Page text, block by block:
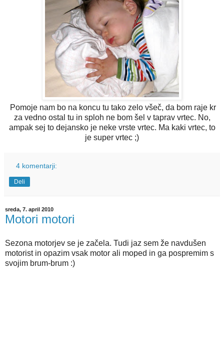
Pomoje nam bo na koncu tu tako zelo všeč, da bom raje kr
za vedno ostal tu in sploh ne bom šel v taprav vrtec. No,
ampak sej to dejansko je neke vrste vrtec. Ma kaki vrtec, to
je super vrtec ;)
4 komentarji:
Deli
sreda, 7. april 2010
Motori motori
Sezona motorjev se je začela. Tudi jaz sem že navdušen
motorist in opazim vsak motor ali moped in ga pospremim s
svojim brum-brum :)